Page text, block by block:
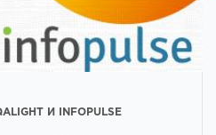
И INFOPULSE